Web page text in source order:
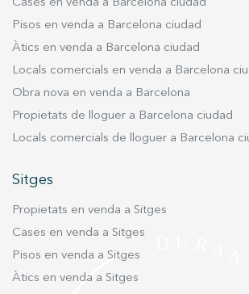
Cases en venda a Barcelona ciudad
Pisos en venda a Barcelona ciudad
Àtics en venda a Barcelona ciudad
Locals comercials en venda a Barcelona
Obra nova en venda a Barcelona
Propietats de lloguer a Barcelona ciudad
Locals comercials de lloguer a Barcelona
Sitges
Propietats en venda a Sitges
Cases en venda a Sitges
Pisos en venda a Sitges
Àtics en venda a Sitges
l'usuari per millorar la qualitat dels nostres
una millor experiència a través de
Marketing i publicitat
Aquestes cookies són utilitzades per
de l'usuari a través de l'observació
hàbits de navegació. Gràcies a elles,
hàbits de navegació al lloc web i mostrar